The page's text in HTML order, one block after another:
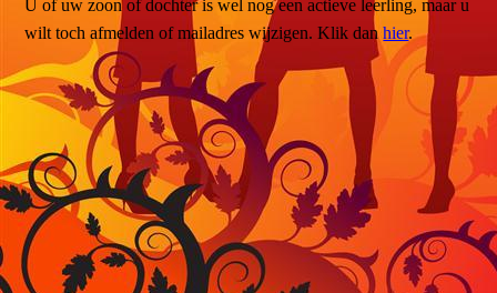
U of uw zoon of dochter is wel nog een actieve leerling, maar u
wilt toch afmelden of mailadres wijzigen. Klik danhier.